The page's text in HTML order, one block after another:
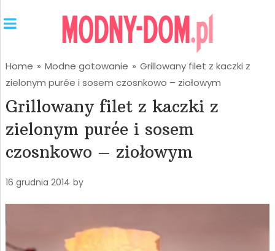
Home » Modne gotowanie » Grillowany filet z kaczki z
zielonym purée i sosem czosnkowo – ziołowym
Grillowany filet z kaczki z
zielonym purée i sosem
czosnkowo – ziołowym
16 grudnia 2014 by